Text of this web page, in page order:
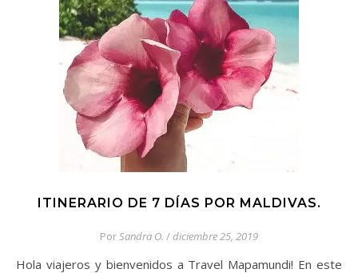
ITINERARIO DE 7 DÍAS POR MALDIVAS.
PorSandra O. /diciembre 25, 2019
Hola viajeros y bienvenidos a Travel Mapamundi! En este